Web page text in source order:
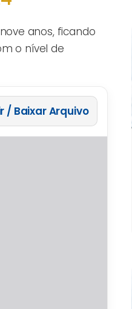
anos, ficando
o nível de
/ Baixar Arquivo